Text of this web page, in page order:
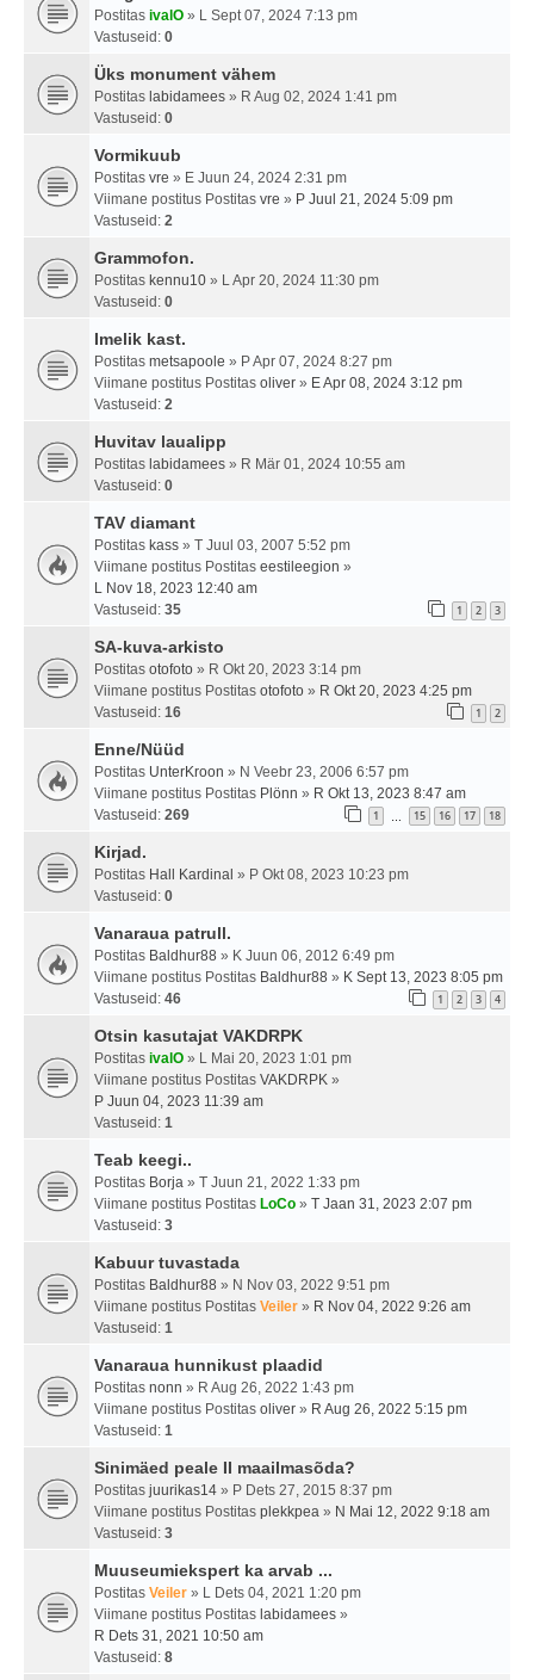
Postitas ivalO » L Sept 07, 2024 7:13 pm
Vastuseid: 0
Üks monument vähem
Postitas labidamees » R Aug 02, 2024 1:41 pm
Vastuseid: 0
Vormikuub
Postitas vre » E Juun 24, 2024 2:31 pm
Viimane postitus Postitas vre » P Juul 21, 2024 5:09 pm
Vastuseid: 2
Grammofon.
Postitas kennu10 » L Apr 20, 2024 11:30 pm
Vastuseid: 0
Imelik kast.
Postitas metsapoole » P Apr 07, 2024 8:27 pm
Viimane postitus Postitas oliver » E Apr 08, 2024 3:12 pm
Vastuseid: 2
Huvitav laualipp
Postitas labidamees » R Mär 01, 2024 10:55 am
Vastuseid: 0
TAV diamant
Postitas kass » T Juul 03, 2007 5:52 pm
Viimane postitus Postitas eestileegion »
L Nov 18, 2023 12:40 am
Vastuseid: 35 1 2 3
SA-kuva-arkisto
Postitas otofoto » R Okt 20, 2023 3:14 pm
Viimane postitus Postitas otofoto » R Okt 20, 2023 4:25 pm
Vastuseid: 16 1 2
Enne/Nüüd
Postitas UnterKroon » N Veebr 23, 2006 6:57 pm
Viimane postitus Postitas Plönn » R Okt 13, 2023 8:47 am
Vastuseid: 269 1 15 16 17 18
Kirjad.
Postitas Hall Kardinal » P Okt 08, 2023 10:23 pm
Vastuseid: 0
Vanaraua patrull.
Postitas Baldhur88 » K Juun 06, 2012 6:49 pm
Viimane postitus Postitas Baldhur88 » K Sept 13, 2023 8:05 pm
Vastuseid: 46 1 2 3 4
Otsin kasutajat VAKDRPK
Postitas ivalO » L Mai 20, 2023 1:01 pm
Viimane postitus Postitas VAKDRPK »
P Juun 04, 2023 11:39 am
Vastuseid: 1
Teab keegi..
Postitas Borja » T Juun 21, 2022 1:33 pm
Viimane postitus Postitas LoCo » T Jaan 31, 2023 2:07 pm
Vastuseid: 3
Kabuur tuvastada
Postitas Baldhur88 » N Nov 03, 2022 9:51 pm
Viimane postitus Postitas Veiler » R Nov 04, 2022 9:26 am
Vastuseid: 1
Vanaraua hunnikust plaadid
Postitas nonn » R Aug 26, 2022 1:43 pm
Viimane postitus Postitas oliver » R Aug 26, 2022 5:15 pm
Vastuseid: 1
Sinimäed peale II maailmasõda?
Postitas juurikas14 » P Dets 27, 2015 8:37 pm
Viimane postitus Postitas plekkpea » N Mai 12, 2022 9:18 am
Vastuseid: 3
Muuseumiekspert ka arvab ...
Postitas Veiler » L Dets 04, 2021 1:20 pm
Viimane postitus Postitas labidamees »
R Dets 31, 2021 10:50 am
Vastuseid: 8